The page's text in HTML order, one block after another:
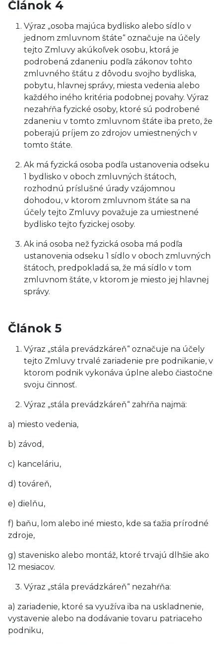
Článok 4
Výraz „osoba majúca bydlisko alebo sídlo v
jednom zmluvnom štáte“ označuje na účely
tejto Zmluvy akúkoľvek osobu, ktorá je
podrobená zdaneniu podľa zákonov tohto
zmluvného štátu z dôvodu svojho bydliska,
pobytu, hlavnej správy, miesta vedenia alebo
každého iného kritéria podobnej povahy. Výraz
nezahŕňa fyzické osoby, ktoré sú podrobené
zdaneniu v tomto zmluvnom štáte iba preto, že
poberajú príjem zo zdrojov umiestnených v
tomto štáte.
Ak má fyzická osoba podľa ustanovenia odseku
1 bydlisko v oboch zmluvných štátoch,
rozhodnú príslušné úrady vzájomnou
dohodou, v ktorom zmluvnom štáte sa na
účely tejto Zmluvy považuje za umiestnené
bydlisko tejto fyzickej osoby.
Ak iná osoba než fyzická osoba má podľa
ustanovenia odseku 1 sídlo v oboch zmluvných
štátoch, predpokladá sa, že má sídlo v tom
zmluvnom štáte, v ktorom je miesto jej hlavnej
správy.
Článok 5
Výraz „stála prevádzkáreň“ označuje na účely
tejto Zmluvy trvalé zariadenie pre podnikanie, v
ktorom podnik vykonáva úplne alebo čiastočne
svoju činnosť.
Výraz „stála prevádzkáreň“ zahŕňa najmä:
a) miesto vedenia,
b) závod,
c) kanceláriu,
d) továreň,
e) dielňu,
f) baňu, lom alebo iné miesto, kde sa ťažia prírodné
zdroje,
g) stavenisko alebo montáž, ktoré trvajú dlhšie ako
12 mesiacov.
Výraz „stála prevádzkáreň“ nezahŕňa:
a) zariadenie, ktoré sa využíva iba na uskladnenie,
vystavenie alebo na dodávanie tovaru patriaceho
podniku,